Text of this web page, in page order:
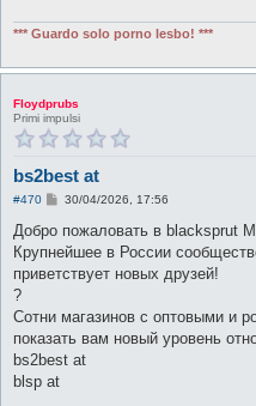
*** Guardo solo porno lesbo! ***
Floydprubs
Primi impulsi
bs2best at
#470
M
s
a
g
o
30/04/2026, 17:56
Добро пожаловать в blacksprut
Крупнейшее в России
приветствует новых друзей!
?
Сотни магазинов с оптовыми и
показать вам новый уровень
bs2best at
blsp at